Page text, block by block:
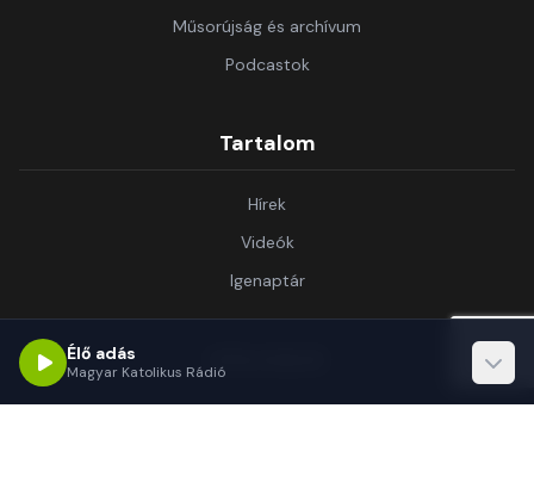
Műsorújság és archívum
Podcastok
Tartalom
Hírek
Videók
Igenaptár
Információ
Élő adás
Magyar Katolikus Rádió